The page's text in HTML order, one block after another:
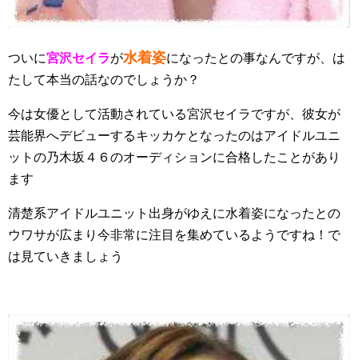
ついに宮沢セイラが水着姿になったとの事なんですが、は
たして本当の話なのでしょうか？
今は女優として活動されている宮沢セイラですが、彼女が
芸能界へデビューするキッカケとなったのはアイドルユニ
ットの乃木坂４６のオーディションに合格したことがあり
ます
清楚系アイドルユニット出身がゆえに水着姿になったとの
ウワサが広まり今非常に注目を集めているようですね！で
は見ていきましょう